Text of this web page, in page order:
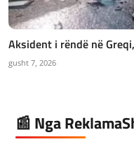
Aksident i rëndë në
gusht 7, 2026
📰 Nga